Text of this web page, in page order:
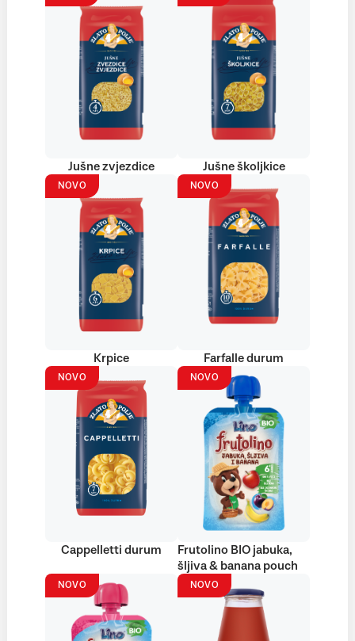
Jušne zvjezdice Jušne školjkice
NOVO
Krpice
NOVO
Farfalle durum
NOVO
Cappelletti durum
NOVO
Frutolino BIO jabuka,
šljiva & banana pouch
NOVO NOVO